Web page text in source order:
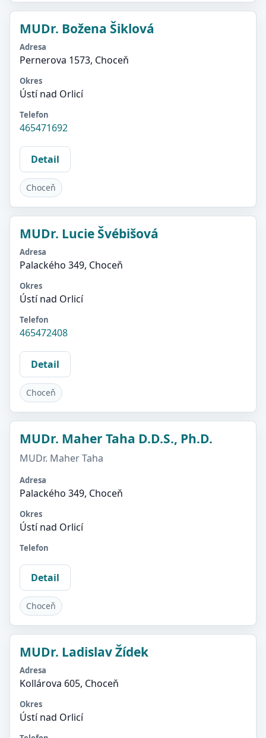
MUDr. Božena Šiklová
Adresa
Pernerova 1573, Choceň
Okres
Ústí nad Orlicí
Telefon
465471692
Detail
Choceň
MUDr. Lucie Švébišová
Adresa
Palackého 349, Choceň
Okres
Ústí nad Orlicí
Telefon
465472408
Detail
Choceň
MUDr. Maher Taha D.D.S., Ph.D.
MUDr. Maher Taha
Adresa
Palackého 349, Choceň
Okres
Ústí nad Orlicí
Telefon
Detail
Choceň
MUDr. Ladislav Žídek
Adresa
Kollárova 605, Choceň
Okres
Ústí nad Orlicí